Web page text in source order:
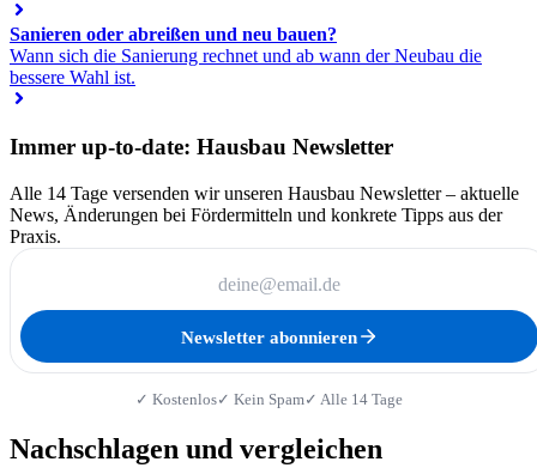
Sanieren oder abreißen und neu bauen?
Wann sich die Sanierung rechnet und ab wann der Neubau die
bessere Wahl ist.
Immer up-to-date: Hausbau Newsletter
Alle 14 Tage versenden wir unseren Hausbau Newsletter – aktuelle
News, Änderungen bei Fördermitteln und konkrete Tipps aus der
Praxis.
Newsletter abonnieren
✓ Kostenlos✓ Kein Spam✓ Alle 14 Tage
Nachschlagen und vergleichen